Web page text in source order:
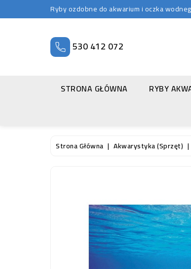
Ryby ozdobne do akwarium i oczka
530 412 072
STRONA GŁÓWNA RYBY
Strona Główna Akwarystyka (sprzęt)